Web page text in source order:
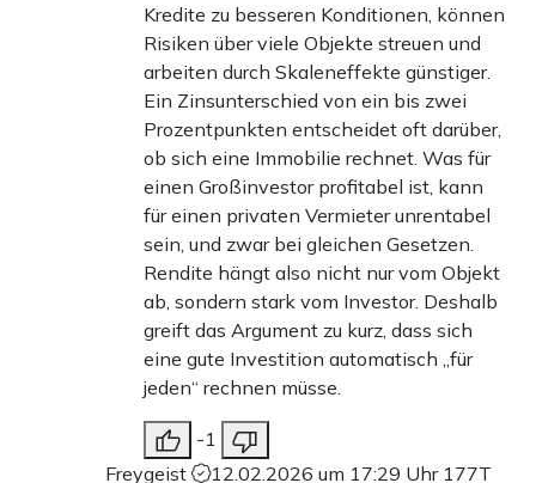
Kredite zu besseren Konditionen, können
Risiken über viele Objekte streuen und
arbeiten durch Skaleneffekte günstiger.
Ein Zinsunterschied von ein bis zwei
Prozentpunkten entscheidet oft darüber,
ob sich eine Immobilie rechnet. Was für
einen Großinvestor profitabel ist, kann
für einen privaten Vermieter unrentabel
sein, und zwar bei gleichen Gesetzen.
Rendite hängt also nicht nur vom Objekt
ab, sondern stark vom Investor. Deshalb
greift das Argument zu kurz, dass sich
eine gute Investition automatisch „für
jeden“ rechnen müsse.
-1
Freygeist
12.02.2026 um 17:29 Uhr 177T